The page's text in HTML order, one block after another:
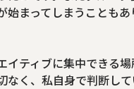
始まってしまうことも
イティブに集中できる
なく、私自身で判断して